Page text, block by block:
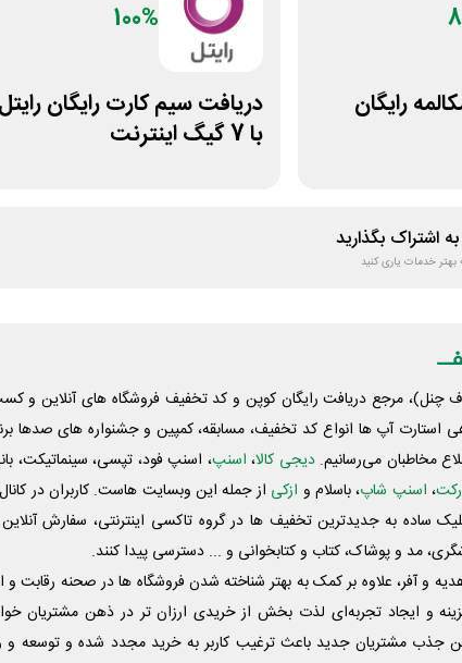
رایگان
100%
دریافت سیم کارت رایگان رایتل
با 7 گیگ اینترنت
اشتراک بگذارید
بهتر خدمات یاری کنید
چنل)، مرجع دریافت رایگان کوپن و کد تخفیف فروشگاه های آنلاین و
استارت آپ ها انواع کد تخفیف، مسابقه، کمپین و جشنواره های صدها
مخاطبان می‌رسانیم. دیجی کالا، اسنپ، اسنپ فود، تپسی، سینماتیکت،
، اسنپ شاپ، باسلام و ازکی از جمله این وبسایت ‌هاست. کاربران در
ساده به جدیدترین تخفیف ها در گروه تاکسی اینترنتی، سفارش آنلاین
مد و پوشاک، کتاب و کتابخوانی و ... دسترسی پیدا کنند.
هدیه و آفر، علاوه بر کمک به بهتر شناخته شدن فروشگاه ها در صحنه رقابت
و ایجاد تجربه‌ای لذت بخش از خریدی ارزان تر در ذهن مشتریان
جذب مشتریان جدید باعث ترغیب کاربر به خرید مجدد شده و توسعه